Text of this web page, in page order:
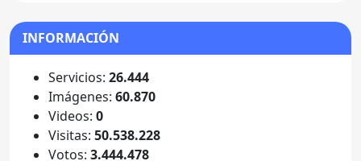
INFORMACIÓN
Servicios: 26.444
Imágenes: 60.870
Videos: 0
Visitas: 50.538.228
Votos: 3.444.478